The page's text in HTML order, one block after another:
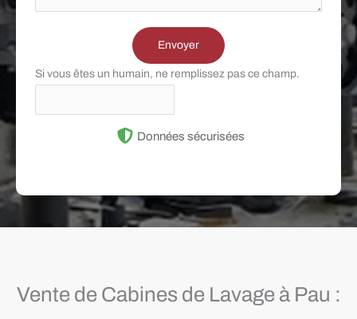
Envoyer
Si vous êtes un humain, ne remplissez pas ce champ.
Données sécurisées
Vente de Cabines de Lavage à Pau :